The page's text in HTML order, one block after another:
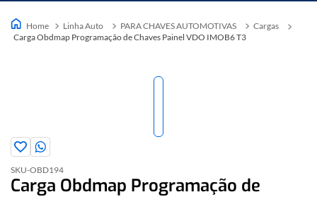
Linha Auto PARA CHAVES AUTOMOTIVAS
Cargas
Carga Obdmap Programação de Chaves Painel VDO IMOB6 T3
SKU-OBD194
Carga Obdmap Programação de